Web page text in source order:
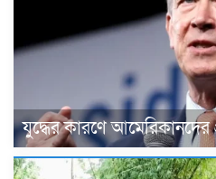
যুদ্ধের কারণে আমেরিকানদের